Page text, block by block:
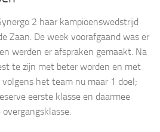
2 haar kampioenswedstrijd
Zaan. De week voorafgaand was er
werden er afspraken gemaakt. Na
te zijn met beter worden en met
het team nu maar 1 doel;
eerste klasse en daarmee